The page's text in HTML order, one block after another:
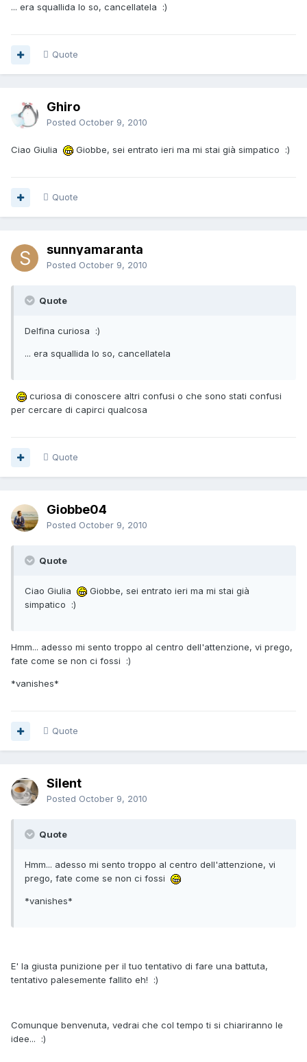
... era squallida lo so, cancellatela :)
Quote
Ghiro
Posted October 9, 2010
Ciao Giulia Giobbe, sei entrato ieri ma mi stai già simpatico :)
Quote
sunnyamaranta
Posted October 9, 2010
Quote
Delfina curiosa :)
... era squallida lo so, cancellatela
curiosa di conoscere altri confusi o che sono stati confusi
per cercare di capirci qualcosa
Quote
Giobbe04
Posted October 9, 2010
Quote
Ciao Giulia
Giobbe, sei entrato ieri ma mi stai già
simpatico :)
Hmm... adesso mi sento troppo al centro dell'attenzione, vi prego,
fate come se non ci fossi :)
*vanishes*
Quote
Silent
Posted October 9, 2010
Quote
Hmm... adesso mi sento troppo al centro dell'attenzione, vi
prego, fate come se non ci fossi
*vanishes*
E' la giusta punizione per il tuo tentativo di fare una battuta,
tentativo palesemente fallito eh! :)
Comunque benvenuta, vedrai che col tempo ti si chiariranno le
idee... :)